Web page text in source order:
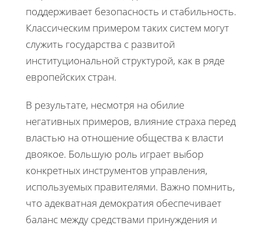
поддерживает безопасность и стабильность.
Классическим примером таких систем могут
служить государства с развитой
институциональной структурой, как в ряде
европейских стран.
В результате, несмотря на обилие
негативных примеров, влияние страха перед
властью на отношение общества к власти
двоякое. Большую роль играет выбор
конкретных инструментов управления,
используемых правителями. Важно помнить,
что адекватная демократия обеспечивает
баланс между средствами принуждения и